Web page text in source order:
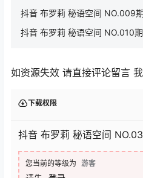
抖音 布罗莉 秘语空间 NO.009期
抖音 布罗莉 秘语空间 NO.010
如资源失效 请直接评论留言
下载权限
抖音 布罗莉 秘语空间
您当前的等级为 游客